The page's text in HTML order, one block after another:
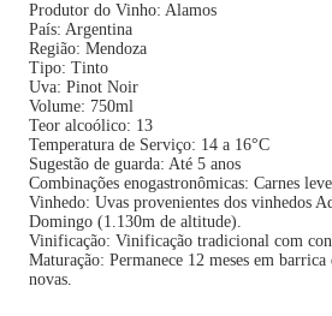
Produtor do Vinho: Alamos
País: Argentina
Região: Mendoza
Tipo: Tinto
Uva: Pinot Noir
Volume: 750ml
Teor alcoólico: 13
Temperatura de Serviço: 14 a 16°C
Sugestão de guarda: Até 5 anos
Combinações enogastronômicas: Carnes
Vinhedo: Uvas provenientes dos vinhedos
Domingo (1.130m de altitude).
Vinificação: Vinificação tradicional com
Maturação: Permanece 12 meses em
novas.